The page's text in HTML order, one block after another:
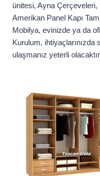
ünitesi, Ayna Çerçeveleri,
Amerikan Panel Kapı
Mobilya, evinizde ya da
Kurulum,
ulaşmanız yeterli